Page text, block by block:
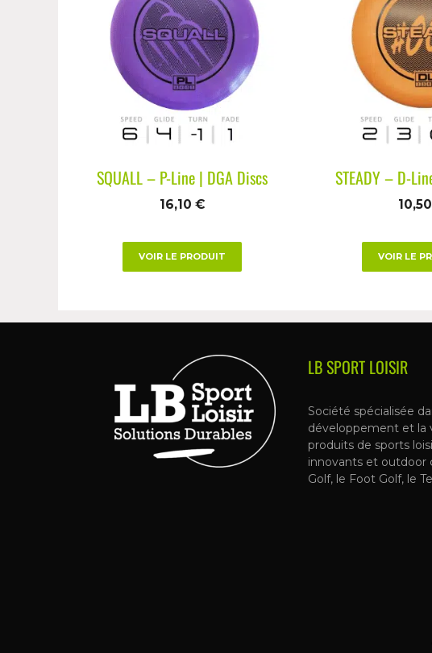
SQUALL – P-Line | DGA Discs
16,10 €
VOIR LE PRODUIT
STEADY – D-
VOIR LE
LB SPORT LOISIR
Société spécialisée
développement et la
produits de sports
innovants et outdoor
Golf, le Foot Golf, le